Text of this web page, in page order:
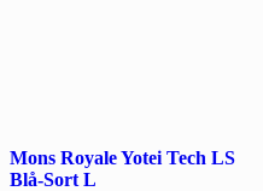
Mons Royale Yotei Tech LS
Blå-Sort L